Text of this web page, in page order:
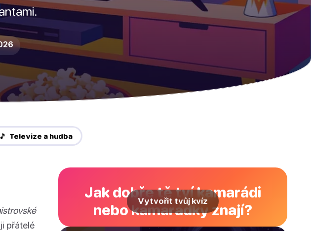
Televize a hudba
přátelé
Jak dobře tě tví kamarádi
nebo kamarádky znají?
Vytvořit tvůj kvíz